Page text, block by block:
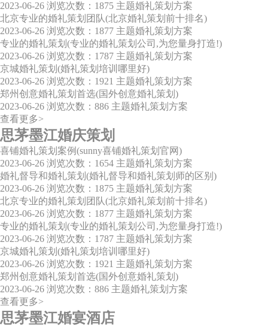
2023-06-26 浏览次数：1875 主题婚礼策划方案
北京专业的婚礼策划团队(北京婚礼策划前十排名)
2023-06-26 浏览次数：1877 主题婚礼策划方案
专业的婚礼策划(专业的婚礼策划公司,为您量身打造!)
2023-06-26 浏览次数：1787 主题婚礼策划方案
京城婚礼策划(婚礼策划培训哪里好)
2023-06-26 浏览次数：1921 主题婚礼策划方案
郑州创意婚礼策划首选(国外创意婚礼策划)
2023-06-26 浏览次数：886 主题婚礼策划方案
查看更多>
思茅墨江婚庆策划
喜铺婚礼策划案例(sunny喜铺婚礼策划官网)
2023-06-26 浏览次数：1654 主题婚礼策划方案
婚礼督导和婚礼策划(婚礼督导和婚礼策划师的区别)
2023-06-26 浏览次数：1875 主题婚礼策划方案
北京专业的婚礼策划团队(北京婚礼策划前十排名)
2023-06-26 浏览次数：1877 主题婚礼策划方案
专业的婚礼策划(专业的婚礼策划公司,为您量身打造!)
2023-06-26 浏览次数：1787 主题婚礼策划方案
京城婚礼策划(婚礼策划培训哪里好)
2023-06-26 浏览次数：1921 主题婚礼策划方案
郑州创意婚礼策划首选(国外创意婚礼策划)
2023-06-26 浏览次数：886 主题婚礼策划方案
查看更多>
思茅墨江婚宴酒店